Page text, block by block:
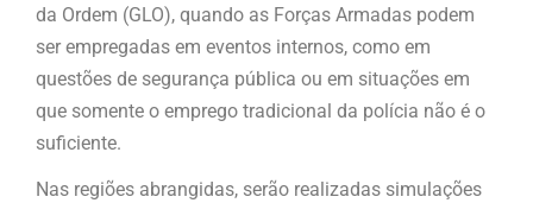
da Ordem (GLO), quando as Forças Armadas podem
ser empregadas em eventos internos, como em
questões de segurança pública ou em situações em
que somente o emprego tradicional da polícia não é o
suficiente.
Nas regiões abrangidas, serão realizadas simulações